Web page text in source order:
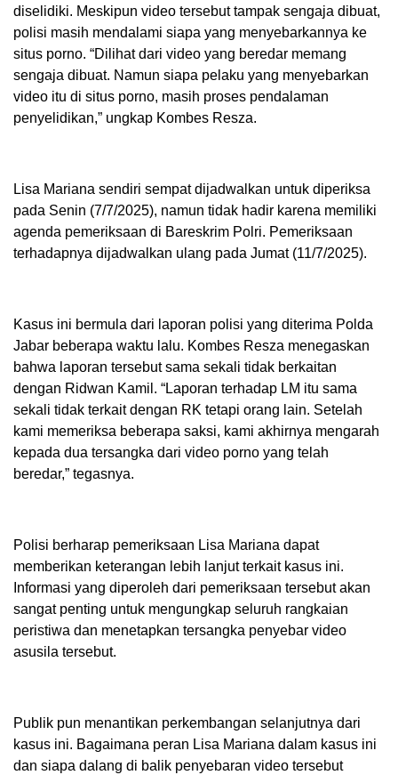
diselidiki. Meskipun video tersebut tampak sengaja dibuat,
polisi masih mendalami siapa yang menyebarkannya ke
situs porno. “Dilihat dari video yang beredar memang
sengaja dibuat. Namun siapa pelaku yang menyebarkan
video itu di situs porno, masih proses pendalaman
penyelidikan,” ungkap Kombes Resza.
Lisa Mariana sendiri sempat dijadwalkan untuk diperiksa
pada Senin (7/7/2025), namun tidak hadir karena memiliki
agenda pemeriksaan di Bareskrim Polri. Pemeriksaan
terhadapnya dijadwalkan ulang pada Jumat (11/7/2025).
Kasus ini bermula dari laporan polisi yang diterima Polda
Jabar beberapa waktu lalu. Kombes Resza menegaskan
bahwa laporan tersebut sama sekali tidak berkaitan
dengan Ridwan Kamil. “Laporan terhadap LM itu sama
sekali tidak terkait dengan RK tetapi orang lain. Setelah
kami memeriksa beberapa saksi, kami akhirnya mengarah
kepada dua tersangka dari video porno yang telah
beredar,” tegasnya.
Polisi berharap pemeriksaan Lisa Mariana dapat
memberikan keterangan lebih lanjut terkait kasus ini.
Informasi yang diperoleh dari pemeriksaan tersebut akan
sangat penting untuk mengungkap seluruh rangkaian
peristiwa dan menetapkan tersangka penyebar video
asusila tersebut.
Publik pun menantikan perkembangan selanjutnya dari
kasus ini. Bagaimana peran Lisa Mariana dalam kasus ini
dan siapa dalang di balik penyebaran video tersebut